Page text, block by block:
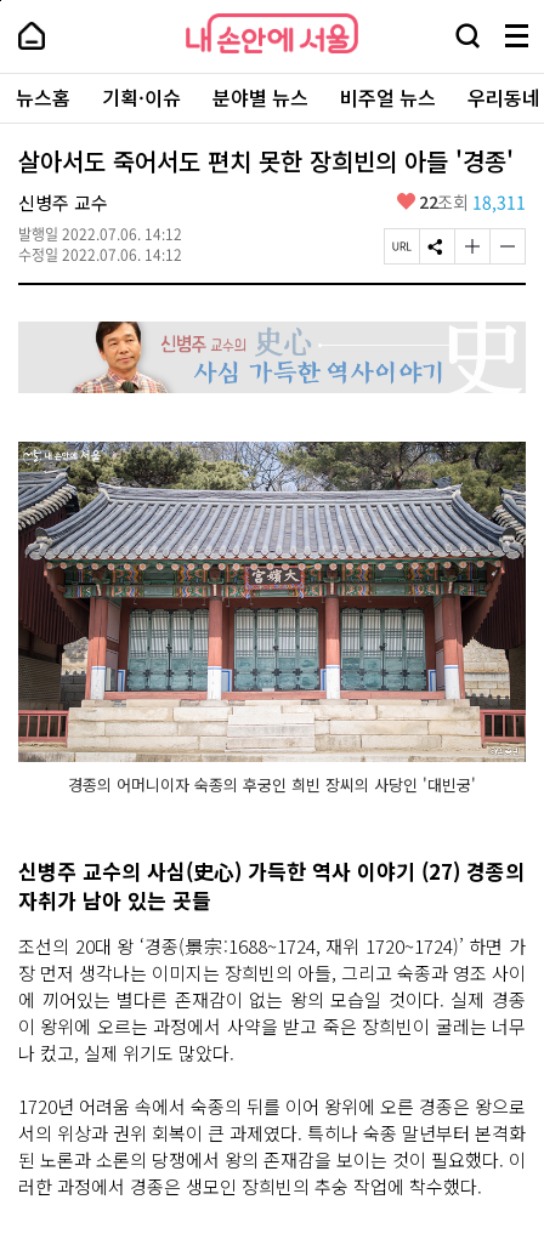
본
로
가
내
손
안
에
서
울
-
서
울
시
대
표
소
포
내
손
에
울
검
창
열
기
메
뉴
전
체
보
주
요
서
뉴스홈 기획·이슈 분야별 뉴스 비주얼 뉴스 우리동
살아서도 죽어서도 편치 못한 장희빈의 아들 '경종'
신병주 교수
발행일 2022.07.06. 14:12
수정일 2022.07.06. 14:12
좋
요
22조회 18,311
페
이
U
L
복
사
S
N
공
하
기
글
자
기
크
게
변
경
기
글
자
기
작
게
경
기
경종의 어머니이자 숙종의 후궁인 희빈 장씨의 사당인 '대빈궁'
신병주 교수의 사심(史心) 가득한 역사 이야기 (27) 경종의
자취가 남아 있는 곳들
조선의 20대 왕 ‘경종(景宗:1688~1724, 재위 1720~1724)’ 하면 가
장 먼저 생각나는 이미지는 장희빈의 아들, 그리고 숙종과 영조 사이
에 끼어있는 별다른 존재감이 없는 왕의 모습일 것이다. 실제 경종
이 왕위에 오르는 과정에서 사약을 받고 죽은 장희빈이 굴레는 너무
나 컸고, 실제 위기도 많았다.
1720년 어려움 속에서 숙종의 뒤를 이어 왕위에 오른 경종은 왕으로
서의 위상과 권위 회복이 큰 과제였다. 특히나 숙종 말년부터 본격화
된 노론과 소론의 당쟁에서 왕의 존재감을 보이는 것이 필요했다. 이
러한 과정에서 경종은 생모인 장희빈의 추숭 작업에 착수했다.
페
상
단
로